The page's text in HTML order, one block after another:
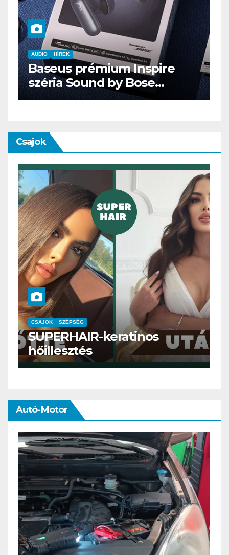
AUDIO IT MŰSZAKI
ENDORFY VIRO Plus USB
Csajok
CSAJOK SMINK SZÉPSÉG
Szemöldök laminálás-az
meg mi?
Autó-Motor